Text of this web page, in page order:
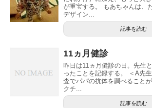
が重宝する。 もあちゃんは、
デザイン...
記事を読む
11ヵ月健診
昨日は11ヵ月健診の日。先生
ったことを記録する。 ＜A先
査でパパの抗体を調べること
クチ...
記事を読む